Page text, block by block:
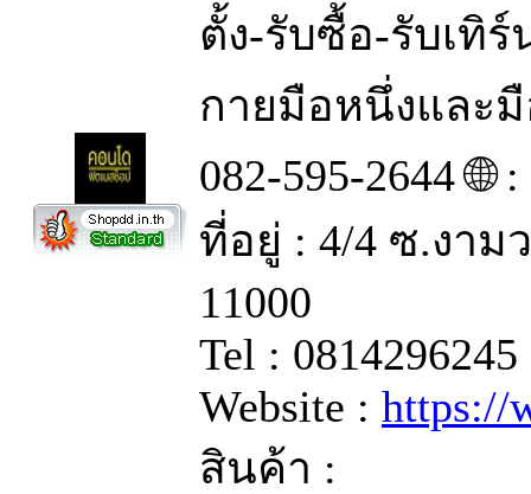
ตั้ง-รับซื้อ-รับเทิร์
กายมือหนึ่งและ
082-595-2644 🌐
ที่อยู่ : 4/4 ซ.งาม
11000
Tel : 0814296245
Website : https://
สินค้า :